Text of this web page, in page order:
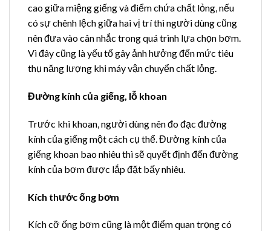
cao giữa miệng giếng và điểm chứa chất lỏng, nếu
có sự chênh lệch giữa hai vị trí thì người dùng cũng
nên đưa vào cân nhắc trong quá trình lựa chọn bơm.
Vì đây cũng là yếu tố gây ảnh hưởng đến mức tiêu
thụ năng lượng khi máy vận chuyển chất lỏng.
Đường kính của giếng, lỗ khoan
Trước khi khoan, người dùng nên đo đạc đường
kính của giếng một cách cụ thể. Đường kính của
giếng khoan bao nhiêu thì sẽ quyết định đến đường
kính của bơm được lắp đặt bấy nhiêu.
Kích thước ống bơm
Kích cỡ ống bơm cũng là một điểm quan trọng có